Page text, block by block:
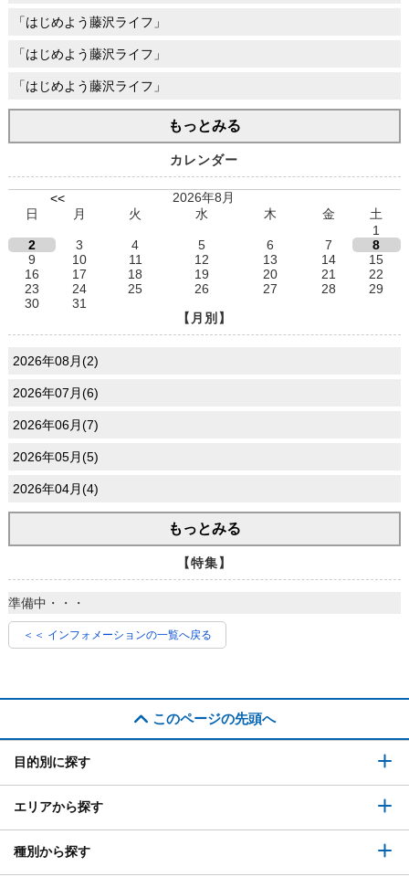
「はじめよう藤沢ライフ」
「はじめよう藤沢ライフ」
「はじめよう藤沢ライフ」
もっとみる
カレンダー
<<
2026年8月
日
月 火 水 木 金
土
1
2
3 4 5 6 7
8
9
10 11 12 13 14
15
16
17 18 19 20 21
22
23
24 25 26 27 28
29
30
31
【月別】
2026年08月(2)
2026年07月(6)
2026年06月(7)
2026年05月(5)
2026年04月(4)
もっとみる
【特集】
準備中・・・
＜＜ インフォメーションの一覧へ戻る
このページの先頭へ
目的別に探す
エリアから探す
種別から探す